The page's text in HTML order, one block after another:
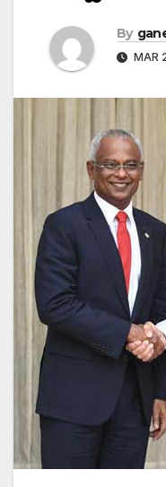
By
MAR